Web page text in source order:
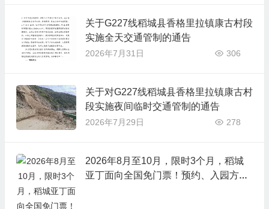
关于G227线稻城县香格里拉镇康古村段
实施全天交通管制的通告
2026年7月31日 306
关于对G227线稻城县香格里拉镇康古村
段实施夜间临时交通管制的通告
2026年7月29日 278
2026年8月至10月，限时3个月，稻城
亚丁面向全国免门票！预约、入园方